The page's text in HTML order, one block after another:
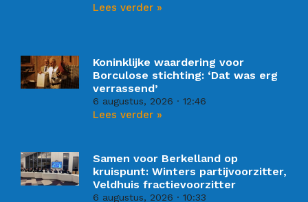
Lees verder »
Koninklijke waardering voor
Borculose stichting: ‘Dat was erg
verrassend’
6 augustus, 2026 12:46
Lees verder »
Samen voor Berkelland op
kruispunt: Winters partijvoorzitter,
Veldhuis fractievoorzitter
6 augustus, 2026 10:33